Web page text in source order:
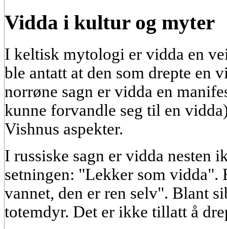
Vidda i kultur og myter
I keltisk mytologi er vidda en
ble antatt at den som drepte en
norrøne sagn er vidda en
kunne forvandle seg til en
Vishnus aspekter.
I russiske sagn er vidda nesten
setningen: "Lekker som
vannet, den er ren selv". Blant
totemdyr. Det er ikke tillatt å